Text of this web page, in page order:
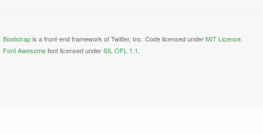
Bootstrapis a front-end framework of Twitter, Inc. Code licensed underMIT License.
Font Awesomefont licensed underSIL OFL 1.1